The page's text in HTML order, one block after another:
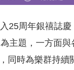
25周年銀禧誌
主題，一方面
同時為樂群持續